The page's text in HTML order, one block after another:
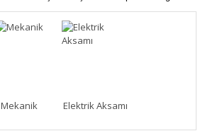
Mekanik Elektrik Aksamı